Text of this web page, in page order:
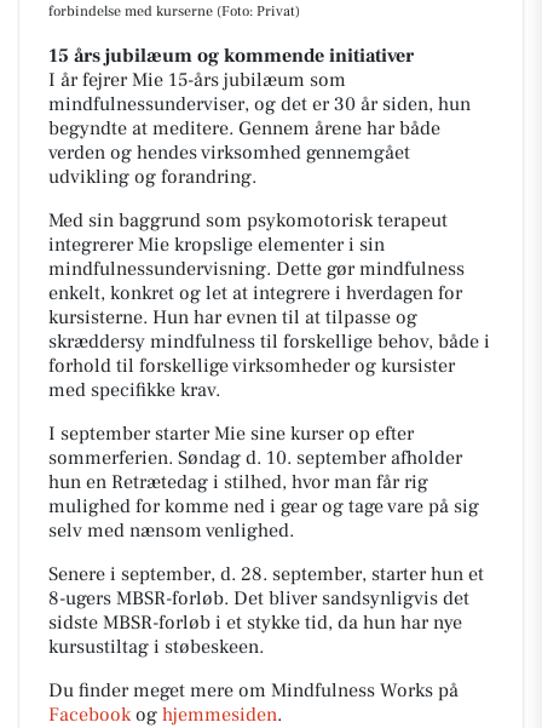
forbindelse med kurserne (Foto: Privat)
15 års jubilæum og kommende initiativer
I år fejrer Mie 15-års jubilæum som
mindfulnessunderviser, og det er 30 år siden, hun
begyndte at meditere. Gennem årene har både
verden og hendes virksomhed gennemgået
udvikling og forandring.
Med sin baggrund som psykomotorisk terapeut
integrerer Mie kropslige elementer i sin
mindfulnessundervisning. Dette gør mindfulness
enkelt, konkret og let at integrere i hverdagen for
kursisterne. Hun har evnen til at tilpasse og
skræddersy mindfulness til forskellige behov, både i
forhold til forskellige virksomheder og kursister
med specifikke krav.
I september starter Mie sine kurser op efter
sommerferien. Søndag d. 10. september afholder
hun en Retrætedag i stilhed, hvor man får rig
mulighed for komme ned i gear og tage vare på sig
selv med nænsom venlighed.
Senere i september, d. 28. september, starter hun et
8-ugers MBSR-forløb. Det bliver sandsynligvis det
sidste MBSR-forløb i et stykke tid, da hun har nye
kursustiltag i støbeskeen.
Du finder meget mere om Mindfulness Works på
Facebookog hjemmesiden.